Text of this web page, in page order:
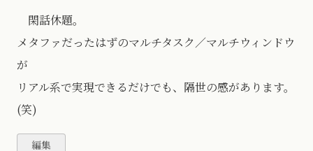
閑話休題。
メタファだったはずのマルチタスク／マルチウィンドウ
が
リアル系で実現できるだけでも、隔世の感があります。
(笑)